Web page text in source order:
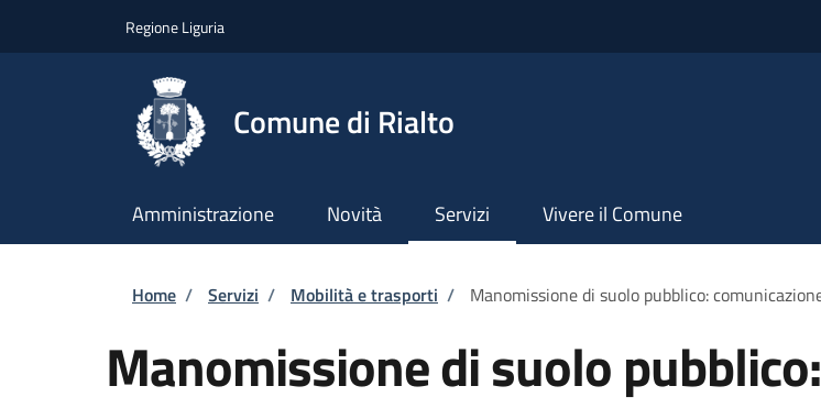
Regione Liguria
Comune di Rialto
Amministrazione Novità Servizi Vivere il Comune
Briciole di pane
Home / Servizi / Mobilità e trasporti / Manomissione di suolo pubblico:
Manomissione di suolo pubblico: